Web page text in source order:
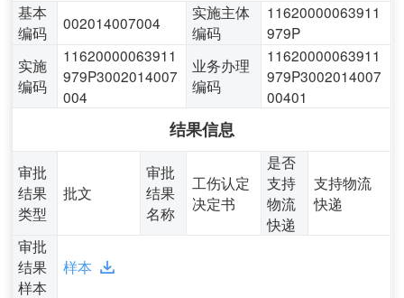
基本
编码
002014007004
实施主体
编码
11620000063911
979P
实施
编码
11620000063911
979P3002014007
004
业务办理
编码
11620000063911
979P3002014007
00401
结果信息
审批
结果
类型
批文
审批
结果
名称
工伤认定
决定书
是否
支持
物流
快递
支持物流
快递
审批
结果
样本
样本